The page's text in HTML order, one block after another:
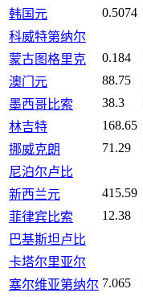
韩国元
0.5074
科威特第纳尔
蒙古图格里克
0.184
澳门元
88.75
墨西哥比索
38.3
林吉特
168.65
挪威克朗
71.29
尼泊尔卢比
新西兰元
415.59
菲律宾比索
12.38
巴基斯坦卢比
卡塔尔里亚尔
塞尔维亚第纳尔 7.065